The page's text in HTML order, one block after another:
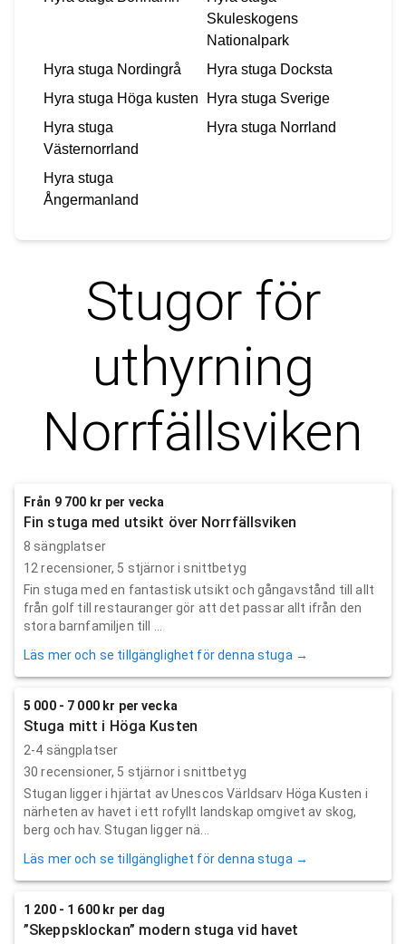
Skuleskogens
Nationalpark
Hyra stuga Nordingrå Hyra stuga Docksta
Hyra stuga Höga kusten Hyra stuga Sverige
Hyra stuga
Västernorrland
Hyra stuga Norrland
Hyra stuga
Ångermanland
Stugor för
uthyrning
Norrfällsviken
Från 9 700 kr per vecka
Fin stuga med utsikt över Norrfällsviken
8 sängplatser
12 recensioner, 5 stjärnor i snittbetyg
Fin stuga med en fantastisk utsikt och gångavstånd till allt
från golf till restauranger gör att det passar allt ifrån den
stora barnfamiljen till ...
Läs mer och se tillgänglighet för denna stuga →
5 000 - 7 000 kr per vecka
Stuga mitt i Höga Kusten
2-4 sängplatser
30 recensioner, 5 stjärnor i snittbetyg
Stugan ligger i hjärtat av Unescos Världsarv Höga Kusten i
närheten av havet i ett rofyllt landskap omgivet av skog,
berg och hav. Stugan ligger nä...
Läs mer och se tillgänglighet för denna stuga →
1 200 - 1 600 kr per dag
”Skeppsklockan” modern stuga vid havet